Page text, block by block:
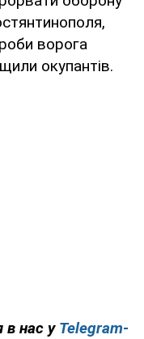
ворога
окупантів.
в нас у Telegram-